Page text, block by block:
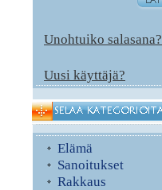
Unohtuiko salasana?
Uusi käyttäjä?
Elämä
Sanoitukset
Rakkaus